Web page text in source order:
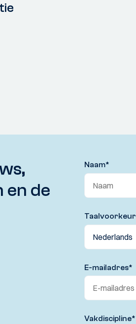
en de
Naam*
Taalvoorkeur
E-mailadres*
Vakdiscipline*